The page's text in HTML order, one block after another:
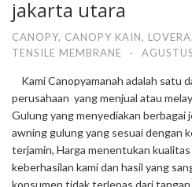
jakarta utara
CANOPY, CANOPY KAIN, LOVERA,
TENSILE MEMBRANE
·
Kami Canopyamanah adalah satu
perusahaan yang menjual atau
Gulung yang menyediakan berbagai
awning gulung yang sesuai dengan
terjamin, Harga menentukan
keberhasilan kami dan hasil yang
konsumen tidak terlepas dari tangan